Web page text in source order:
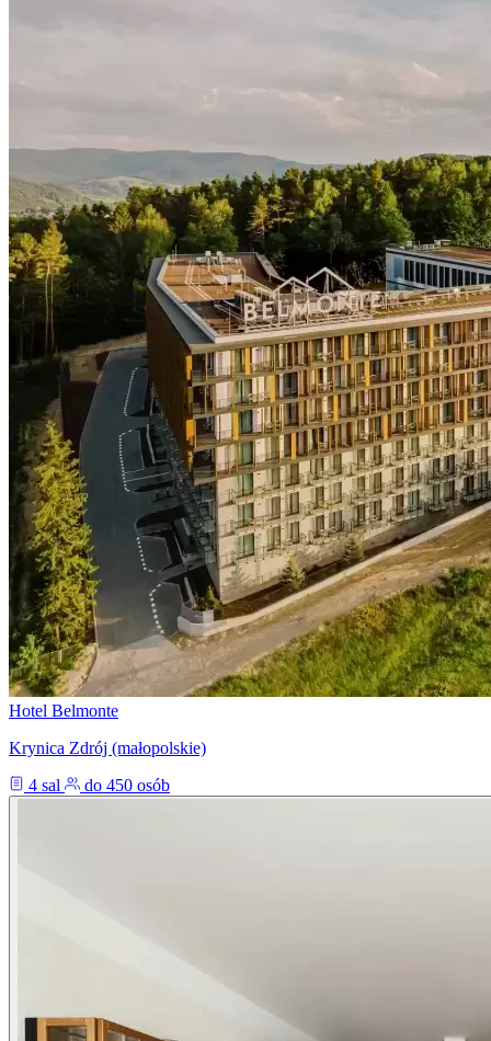
Hotel Belmonte
Krynica Zdrój (małopolskie)
4 sal
do 450 osób